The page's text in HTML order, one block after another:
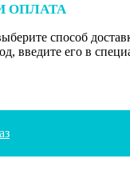
ОПЛАТА
способ
введите его в